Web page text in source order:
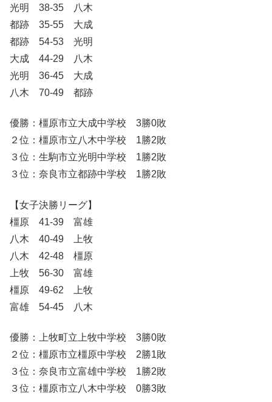
光明 38-35 八木
都跡 35-55 大成
都跡 54-53 光明
大成 44-29 八木
光明 36-45 大成
八木 70-49 都跡
優勝：橿原市立大成中学校 3勝0敗
２位：橿原市立八木中学校 1勝2敗
３位：生駒市立光明中学校 1勝2敗
３位：奈良市立都跡中学校 1勝2敗
【女子決勝リーグ】
橿原 41-39 富雄
八木 40-49 上牧
八木 42-48 橿原
上牧 56-30 富雄
橿原 49-62 上牧
富雄 54-45 八木
優勝：上牧町立上牧中学校 3勝0敗
２位：橿原市立橿原中学校 2勝1敗
３位：奈良市立富雄中学校 1勝2敗
３位：橿原市立八木中学校 0勝3敗